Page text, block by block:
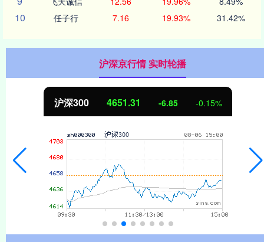
10 任子行 7.16 19.93% 31.42%
沪深京行情 实时轮播
沪深300 4651.31 -6.85 -0.15%